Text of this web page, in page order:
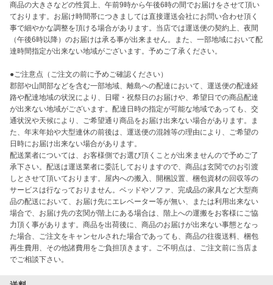
商品の大きさなどの性質上、午前9時から午後6時の間でお届けをさせて頂い
ております。お届け時間帯につきましては直接運送会社にお問い合わせ頂く
事で細やかな調整を頂ける場合があります。当店では運送便の契約上、夜間
（午後6時以降）のお届けは承る事が出来ません。また、一部地域において配
達時間指定が出来ない地域がございます。予めご了承ください。
●ご注意点（ご注文の前に予めご確認ください）
郡部や山間部などを含む一部地域、離島への配達において、運送便の配達経
路や配達地域の状況により、日曜・祝祭日のお届けや、希望日での商品配達
が出来ない地域がございます。配達日時の指定が可能な地域であっても、交
通状況や天候により、ご希望通り商品をお届け出来ない場合があります。ま
た、年末年始や大型連休の前後は、運送便の混雑等の理由により、ご希望の
日時にお届け出来ない場合があります。
配送業者については、お客様側でお選び頂くことが出来ませんので予めご了
承下さい。配送は運送業者に委託しておりますので、商品は玄関でのお引渡
しとさせて頂いております。屋内への搬入、開梱設置、梱包資材の回収等の
サービスは行なっておりません。ベッドやソファ、完成品の家具など大型商
品の配送において、お届け先にエレベーター等が無い、または利用出来ない
場合で、お届け先の玄関が階上にある場合は、階上への運搬をお客様にご協
力頂く事があります。商品を出荷後に、商品のお届けが出来ない事態となっ
た場合、ご注文をキャンセルされた場合であっても、商品の往復送料、梱包
再生費用、その他諸費用をご負担頂きます。ご不明点は、ご注文前に当店ま